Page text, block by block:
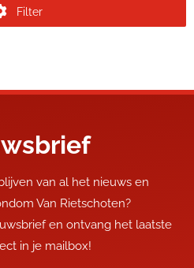
Filter
van al het nieuws en
Van Rietschoten?
en ontvang het laatste
in je mailbox!